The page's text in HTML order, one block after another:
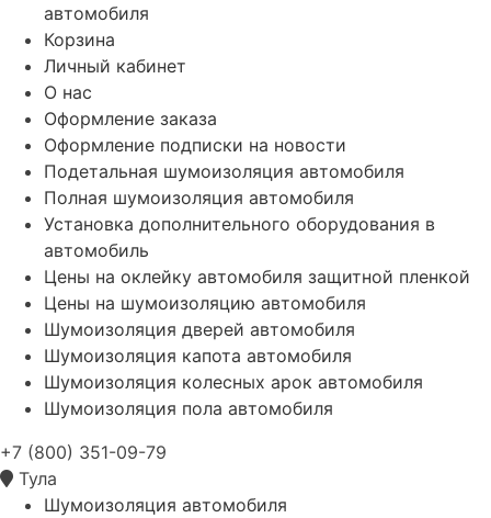
автомобиля
Корзина
Личный кабинет
О нас
Оформление заказа
Оформление подписки на новости
Подетальная шумоизоляция автомобиля
Полная шумоизоляция автомобиля
Установка дополнительного оборудования в
автомобиль
Цены на оклейку автомобиля защитной пленкой
Цены на шумоизоляцию автомобиля
Шумоизоляция дверей автомобиля
Шумоизоляция капота автомобиля
Шумоизоляция колесных арок автомобиля
Шумоизоляция пола автомобиля
+7 (800) 351-09-79
Тула
Шумоизоляция автомобиля